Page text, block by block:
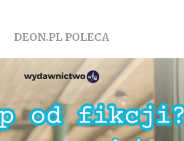
DEON.PL POLECA